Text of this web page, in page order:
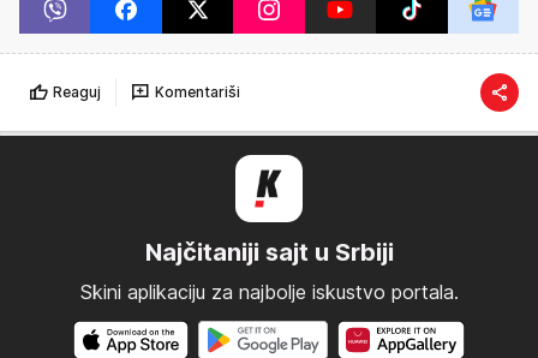
Reaguj Komentariši
Najčitaniji sajt u Srbiji
Skini aplikaciju za najbolje iskustvo portala.